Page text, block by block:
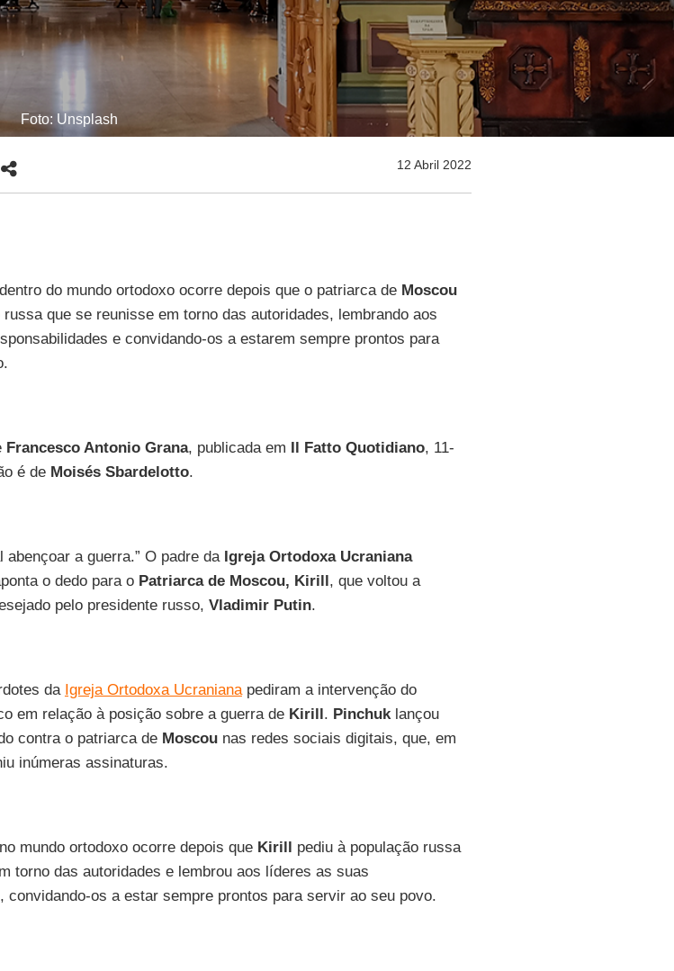
Foto: Unsplash
12 Abril 2022
do mundo ortodoxo ocorre depois que o patriarca de Moscou
russa que se reunisse em torno das autoridades, lembrando aos
e convidando-os a estarem sempre prontos para
Francesco Antonio Grana, publicada em Il Fatto Quotidiano, 11-
é de Moisés Sbardelotto.
abençoar a guerra.” O padre da Igreja Ortodoxa Ucraniana
o dedo para o Patriarca de Moscou, Kirill, que voltou a
pelo presidente russo, Vladimir Putin.
da Igreja Ortodoxa Ucranianapediram a intervenção do
em relação à posição sobre a guerra de Kirill. Pinchuklançou
contra o patriarca de Moscounas redes sociais digitais, que, em
inúmeras assinaturas.
mundo ortodoxo ocorre depois que Kirill pediu à população russa
torno das autoridades e lembrou aos líderes as suas
convidando-os a estar sempre prontos para servir ao seu povo.